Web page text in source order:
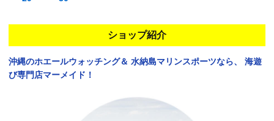
ショップ紹介
沖縄のホエールウォッチング＆ 水納島マリンスポーツなら、
海遊
び専門店マーメイド！